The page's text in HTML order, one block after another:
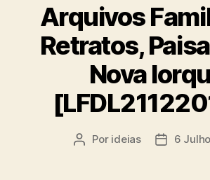
Arquivos
Retratos,
Nova
Autor
Por ideias
Data
6